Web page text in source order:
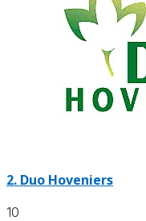
2. Duo Hoveniers
10